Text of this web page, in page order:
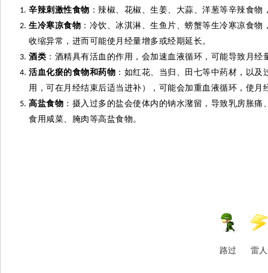
辛辣刺激性食物 ：辣椒、花椒、生姜、大蒜、洋葱等辛辣食物
生冷寒凉食物 ：冷饮、冰淇淋、生鱼片、螃蟹等生冷寒凉食
收缩异常，进而可能使月经量增多或经期延长。
酒类 ：酒精具有活血的作用，会加速血液循环，可能导致月
活血化瘀的食物和药物 ：如红花、当归、田七等中药材，以
用，可在月经结束后适当进补），可能会加重血液循环，使月
高盐食物 ：摄入过多的盐会使体内的钠水潴留，导致乳房胀
食用咸菜、腌肉等高盐食物。
路过 雷人